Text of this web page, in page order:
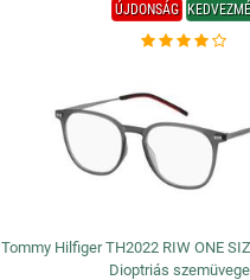
ÚJDONSÁG
Tommy Hilfiger TH2022 RIW ONE
Dioptriás